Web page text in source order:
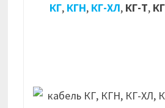
КГ, КГН, КГ-ХЛ, КГ-Т,